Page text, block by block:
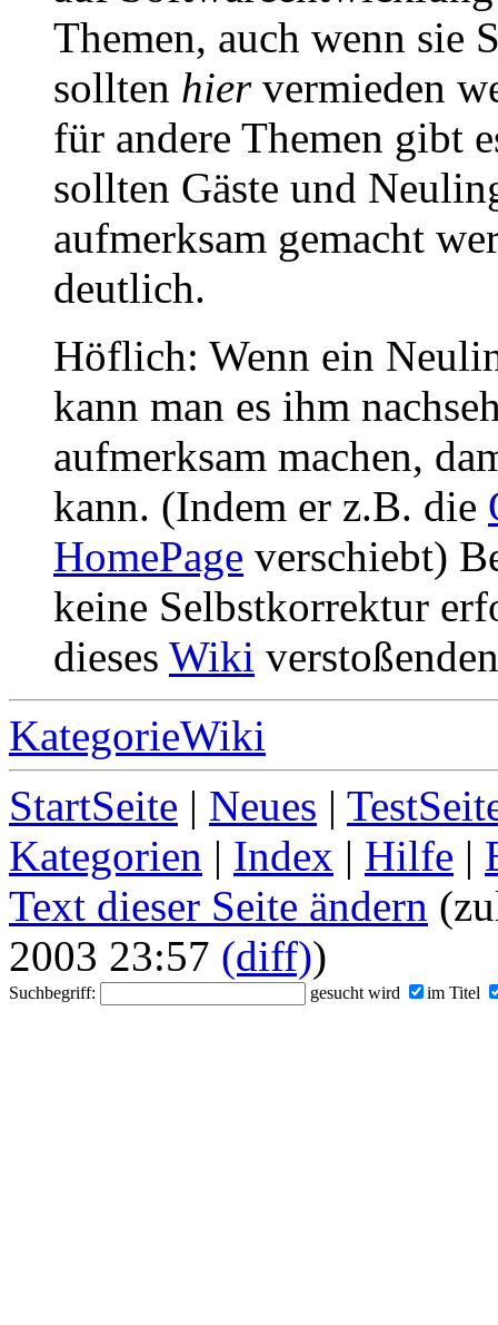
Themen, auch wenn sie
sollten hiervermieden
für andere Themen gibt
sollten Gäste und
aufmerksam gemacht
deutlich.
Höflich: Wenn ein
kann man es ihm
aufmerksam machen,
kann. (Indem er z.B. die
HomePage verschiebt)
keine Selbstkorrektur
dieses Wiki
KategorieWiki
StartSeite | Neues |
Kategorien | Index | Hilfe |
Text dieser Seite ändern
2003 23:57 (diff))
Suchbegriff: gesucht wird im Titel